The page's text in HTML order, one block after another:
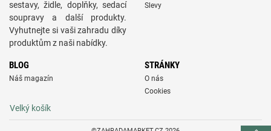
sestavy, židle, doplňky, sedací
soupravy a další produkty.
Vyhutnejte si vaši zahradu díky
produktům z naši nabídky.
Slevy
BLOG
Náš magazín
STRÁNKY
O nás
Cookies
Velký košík